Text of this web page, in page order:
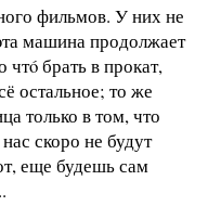
фильмов. У них не
машина продолжает
чтó брать в прокат,
остальное; то же
только в том, что
скоро не будут
еще будешь сам